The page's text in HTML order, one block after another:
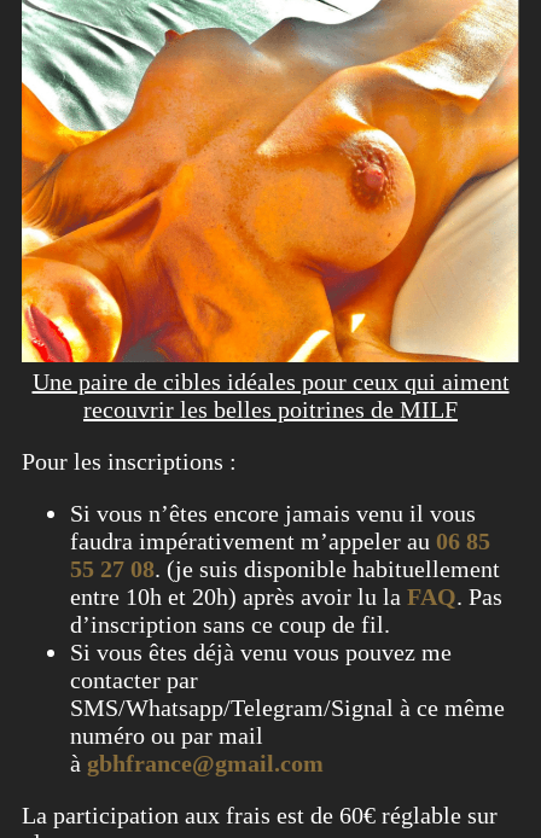
Une paire de cibles idéales pour ceux qui aiment
recouvrir les belles poitrines de MILF
Pour les inscriptions :
Si vous n’êtes encore jamais venu il vous
faudra impérativement m’appeler au 06 85
55 27 08. (je suis disponible habituellement
entre 10h et 20h) après avoir lu la FAQ. Pas
d’inscription sans ce coup de fil.
Si vous êtes déjà venu vous pouvez me
contacter par
SMS/Whatsapp/Telegram/Signal à ce même
numéro ou par mail
à gbhfrance@gmail.com
La participation aux frais est de 60€ réglable sur